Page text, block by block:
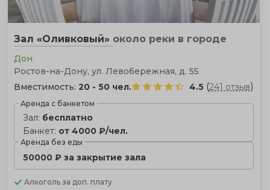
Зал «Оливковый» около реки в городе
Дон
Ростов-на-Дону, ул. Левобережная, д. 55
Вместимость: 20 - 50 чел. 4.5 (241 отзыв)
Аренда с банкетом
Зал: бесплатно
Банкет: от 4000 ₽/чел.
Аренда без еды
50000 ₽ за закрытие зала
Алкоголь за доп. плату